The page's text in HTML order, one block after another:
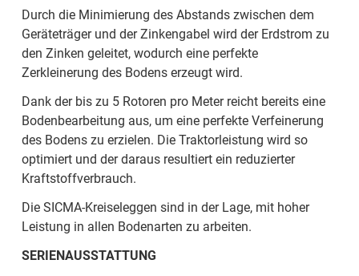
Durch die Minimierung des Abstands zwischen dem
Geräteträger und der Zinkengabel wird der Erdstrom zu
den Zinken geleitet, wodurch eine perfekte
Zerkleinerung des Bodens erzeugt wird.
Dank der bis zu 5 Rotoren pro Meter reicht bereits eine
Bodenbearbeitung aus, um eine perfekte Verfeinerung
des Bodens zu erzielen. Die Traktorleistung wird so
optimiert und der daraus resultiert ein reduzierter
Kraftstoffverbrauch.
Die SICMA-Kreiseleggen sind in der Lage, mit hoher
Leistung in allen Bodenarten zu arbeiten.
SERIENAUSSTATTUNG